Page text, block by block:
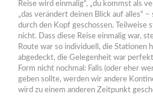
Reise wird einmalig“, „du kommst als
„das verändert deinen Blick auf alles“
durch den Kopf geschossen. Teilweise
nicht. Dass diese Reise einmalig war,
Route war so individuell, die Stationen
abgedeckt, die Gelegenheit war
Form nicht nochmal: Falls (oder eher
geben sollte, werden wir andere
wird zu einem anderen Zeitpunkt